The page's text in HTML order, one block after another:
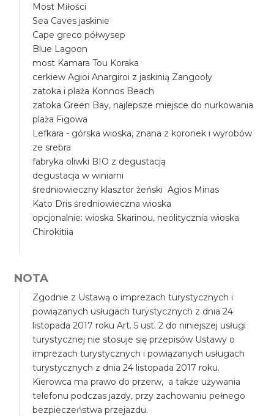
Most Miłości
Sea Caves jaskinie
Cape greco półwysep
Blue Lagoon
most Kamara Tou Koraka
cerkiew Agioi Anargiroi z jaskinią Zangooly
zatoka i plaża Konnos Beach
zatoka Green Bay, najlepsze miejsce do nurkowania
plaża Figowa
Lefkara - górska wioska, znana z koronek i wyrobów
ze srebra
fabryka oliwki BIO z degustacją
degustacja w winiarni
średniowieczny klasztor żeński Agios Minas
Kato Dris średniowieczna wioska
opcjonalnie: wioska Skarinou, neolitycznia wioska
Chirokitiia
NOTA
Zgodnie z Ustawą o imprezach turystycznych i
powiązanych usługach turystycznych z dnia 24
listopada 2017 roku Art. 5 ust. 2 do niniejszej usługi
turystycznej nie stosuje się przepisów Ustawy o
imprezach turystycznych i powiązanych usługach
turystycznych z dnia 24 listopada 2017 roku.
Kierowca ma prawo do przerw, a także używania
telefonu podczas jazdy, przy zachowaniu pełnego
bezpieczeństwa przejazdu.